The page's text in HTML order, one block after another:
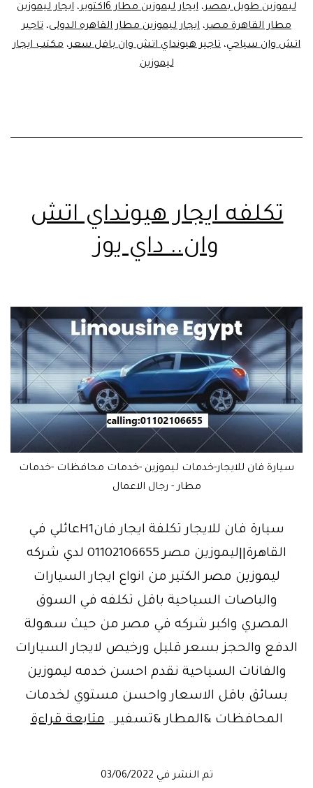
ليموزين طويل بمصر، ايجار ليموزين مطار 6اكتوبر ، ايجار ليموزين
مطار القاهرة مصر، ايجار ليموزين مطار القاهره الدولى، تاجير
اتش وان سياحي، تاجير هيونداي اتش وان باقل سعر، مكتب ايجار
ليموزين
تكلفه ايجار هيونداي اتش
وان.. داي يوز
سيارة فان للايجار-خدمات ليموزين -خدمات محافظات -خدمات
مطار - رجال الاعمال
سيارة فان للايجار تكلفة ايجار فانH1عائلي في
القاهرة||ليموزين مصر 01102106655 لدي شركه
ليموزين مصر الكتير من انواع ايجار السيارات
والباصات السياحية باقل تكلفه في السوق
المصري واكبر شركه في مصر من حيث سهولة
الدفع والحجز بسعر قليل ورخيص لايجار السيارات
والفانات السياحية نقدم احسن خدمه ليموزين
بسائق باقل الاسعار واحسن مستوي لخدمات
المحافظات &المطار &تسفير…متابعة قراءة
تم النشر في 03/06/2022